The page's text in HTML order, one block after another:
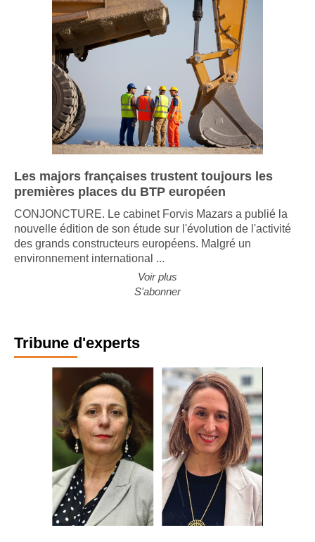
Les majors françaises trustent toujours les
premières places du BTP européen
CONJONCTURE. Le cabinet Forvis Mazars a publié la
nouvelle édition de son étude sur l'évolution de l'activité
des grands constructeurs européens. Malgré un
environnement international ...
Voir plus
S'abonner
Tribune d'experts